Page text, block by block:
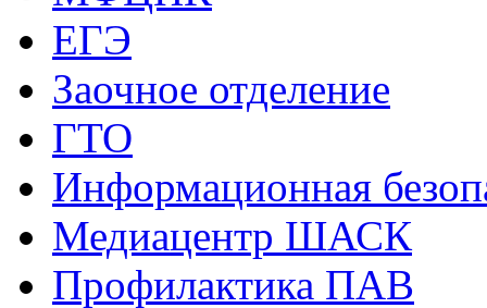
ЕГЭ
Заочное отделение
ГТО
Информационная
Медиацентр ШАСК
Профилактика ПАВ